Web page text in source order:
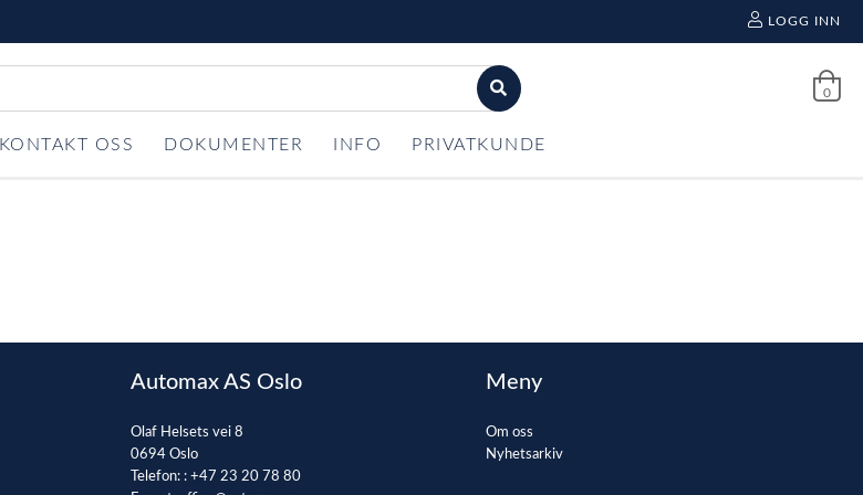
LOGG INN
0
KONTAKT OSS DOKUMENTER INFO PRIVATKUNDE
Automax AS Oslo
Olaf Helsets vei 8
0694 Oslo
Telefon: : +47 23 20 78 80
Meny
Om oss
Nyhetsarkiv